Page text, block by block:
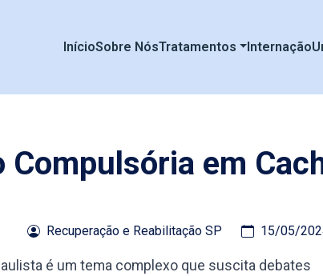
InícioSobre NósTratamentos Internação
Compulsória em
Recuperação e Reabilitação SP 15/05/
é um tema complexo que suscita debates